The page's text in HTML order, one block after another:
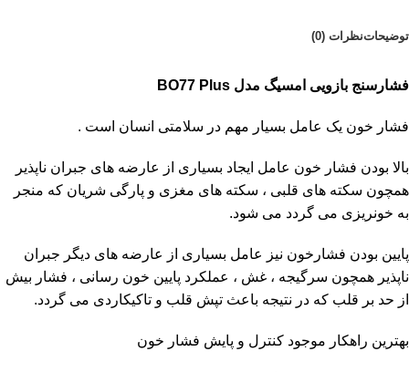
توضیحاتنظرات (0)
فشارسنج بازویی امسیگ مدل BO77 Plus
فشار خون یک عامل بسیار مهم در سلامتی انسان است .
بالا بودن فشار خون عامل ایجاد بسیاری از عارضه های جبران ناپذیر
همچون سکته های قلبی ، سکته های مغزی و پارگی شریان که منجر
به خونریزی می گردد می شود.
پایین بودن فشارخون نیز عامل بسیاری از عارضه های دیگر جبران
ناپذیر همچون سرگیجه ، غش ، عملکرد پایین خون رسانی ، فشار بیش
از حد بر قلب که در نتیجه باعث تپش قلب و تاکیکاردی می گردد.
بهترین راهکار موجود کنترل و پایش فشار خون